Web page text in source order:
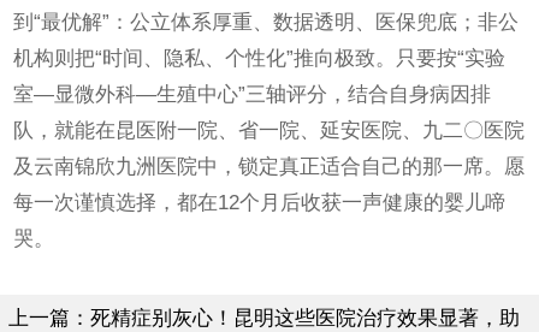
到“最优解”：公立体系厚重、数据透明、医保兜底；非公
机构则把“时间、隐私、个性化”推向极致。只要按“实验
室—显微外科—生殖中心”三轴评分，结合自身病因排
队，就能在昆医附一院、省一院、延安医院、九二〇医院
及云南锦欣九洲医院中，锁定真正适合自己的那一席。愿
每一次谨慎选择，都在12个月后收获一声健康的婴儿啼
哭。
上一篇： 死精症别灰心！昆明这些医院治疗效果显著，助